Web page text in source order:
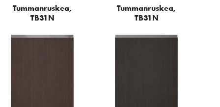
Tummanruskea,
TB31N
Tummanruskea,
TB31N